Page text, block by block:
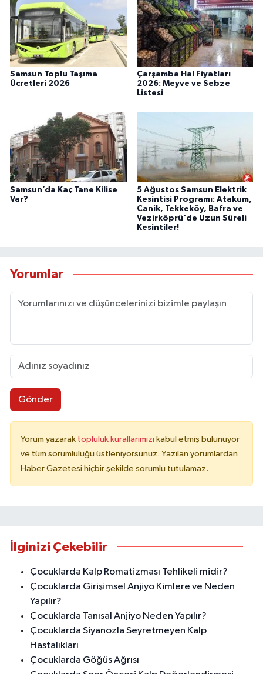
Samsun Toplu Taşıma
Ücretleri 2026
Çarşamba Hal Fiyatları
2026: Meyve ve Sebze
Listesi
Samsun’da Kaç Tane Kilise
Var?
5 Ağustos Samsun Elektrik
Kesintisi Programı: Atakum,
Canik, Tekkeköy, Bafra ve
Vezirköprü'de Uzun Süreli
Kesintiler!
Yorumlar
Gönder
Yorum yazarak topluluk kurallarımızı kabul etmiş bulunuyor
ve tüm sorumluluğu üstleniyorsunuz. Yazılan yorumlardan
Haber Gazetesi hiçbir şekilde sorumlu tutulamaz.
İlginizi Çekebilir
Çocuklarda Kalp Romatizması Tehlikeli midir?
Çocuklarda Girişimsel Anjiyo Kimlere ve Neden
Yapılır?
Çocuklarda Tanısal Anjiyo Neden Yapılır?
Çocuklarda Siyanozla Seyretmeyen Kalp
Hastalıkları
Çocuklarda Göğüs Ağrısı